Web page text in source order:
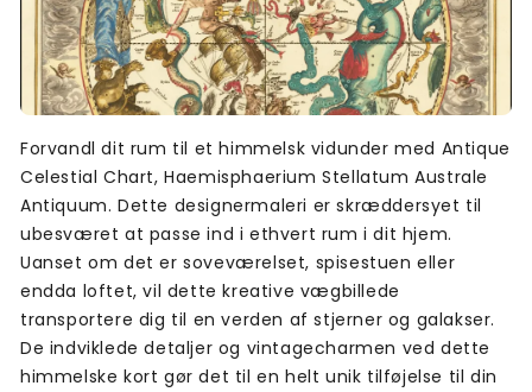
Forvandl dit rum til et himmelsk vidunder med Antique
Celestial Chart, Haemisphaerium Stellatum Australe
Antiquum. Dette designermaleri er skræddersyet til
ubesværet at passe ind i ethvert rum i dit hjem.
Uanset om det er soveværelset, spisestuen eller
endda loftet, vil dette kreative vægbillede
transportere dig til en verden af stjerner og galakser.
De indviklede detaljer og vintagecharmen ved dette
himmelske kort gør det til en helt unik tilføjelse til din